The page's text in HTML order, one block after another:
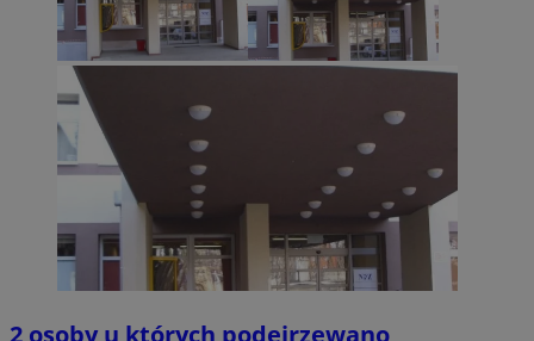
2 osoby u których podejrzewano